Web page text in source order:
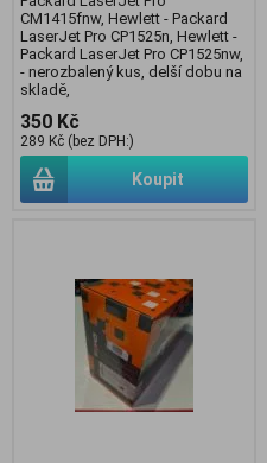
CM1415fnw, Hewlett - Packard
LaserJet Pro CP1525n, Hewlett -
Packard LaserJet Pro CP1525nw,
- nerozbalený kus, delší dobu na
skladě,
350 Kč
289 Kč (bez DPH:)
Koupit